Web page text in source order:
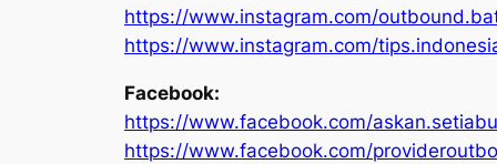
https://www.instagram.com/
https://www.instagram.com/
Facebook:
https://www.facebook.com/
https://www.facebook.com/